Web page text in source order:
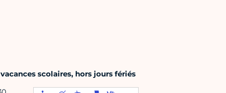
scolaires, hors jours fériés